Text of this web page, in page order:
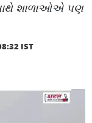
શાળાઓએ પણ
IST